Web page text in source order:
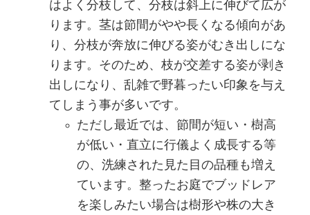
はよく分枝して、分枝は斜上に伸びて広が
ります。茎は節間がやや長くなる傾向があ
り、分枝が奔放に伸びる姿がむき出しにな
ります。そのため、枝が交差する姿が剥き
出しになり、乱雑で野暮ったい印象を与え
てしまう事が多いです。
ただし最近では、節間が短い・樹高
が低い・直立に行儀よく成長する等
の、洗練された見た目の品種も増え
ています。整ったお庭でブッドレア
を楽しみたい場合は樹形や株の大き